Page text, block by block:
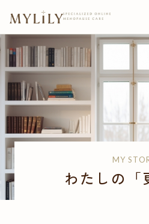
MY
わたしの「